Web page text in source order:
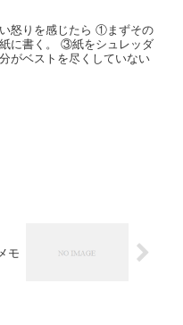
怒りを感じたら ①まずその
に書く。 ③紙をシュレッダ
がベストを尽くしていない
モ